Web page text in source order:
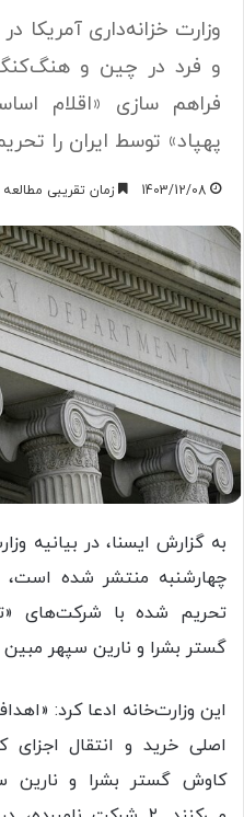
و فرد در چین و هنگ‌کنگ
فراهم سازی «اقلام
پهپاد» توسط ایران را
1403/12/08 زمان تقریبی مطالعه 2 دقیقه
به گزارش ایسنا، در بیانیه
چهارشنبه منتشر شده است،
تحریم شده با شرکت‌های
گستر بشرا و نارین سپهر
این وزارت‌خانه ادعا کرد:
اصلی خرید و انتقال
کاوش گستر بشرا و نارین